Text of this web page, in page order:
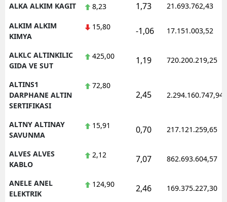
ALKA ALKIM KAGIT 8,23 1,73 21.693.762,43
ALKIM ALKIM
KIMYA
15,80 -1,06 17.151.003,52
ALKLC ALTINKILIC
GIDA VE SUT
425,00 1,19 720.200.219,25
ALTINS1
DARPHANE ALTIN
SERTIFIKASI
72,80
2,45 2.294.160.747,94
ALTNY ALTINAY
SAVUNMA
15,91 0,70 217.121.259,65
ALVES ALVES
KABLO
2,12 7,07 862.693.604,57
ANELE ANEL
ELEKTRIK
124,90 2,46 169.375.227,30